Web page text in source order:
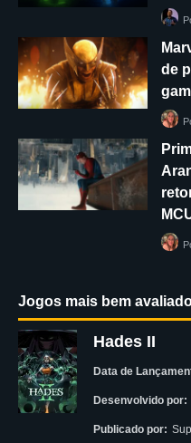
de
Jogos mais bem
Hades II
Data de
Desenvolvido por:
Publicado por: